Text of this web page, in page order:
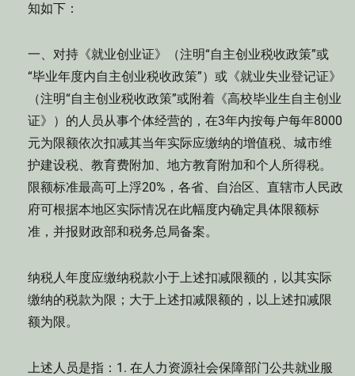
知如下：
一、对持《就业创业证》（注明“自主创业税收政策”或
“毕业年度内自主创业税收政策”）或《就业失业登记证》
（注明“自主创业税收政策”或附着《高校毕业生自主创业
证》）的人员从事个体经营的，在3年内按每户每年8000
元为限额依次扣减其当年实际应缴纳的增值税、城市维
护建设税、教育费附加、地方教育附加和个人所得税。
限额标准最高可上浮20%，各省、自治区、直辖市人民政
府可根据本地区实际情况在此幅度内确定具体限额标
准，并报财政部和税务总局备案。
纳税人年度应缴纳税款小于上述扣减限额的，以其实际
缴纳的税款为限；大于上述扣减限额的，以上述扣减限
额为限。
上述人员是指：1. 在人力资源社会保障部门公共就业服